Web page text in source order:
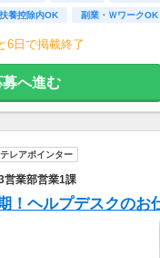
22日
ります。
ッと稼ぎたい」
す！！
扶養控除内OK 副業・ＷワークOK
6日で掲載終了
募へ進む
レアポインター
営業部営業1課
！ヘルプデスクのお